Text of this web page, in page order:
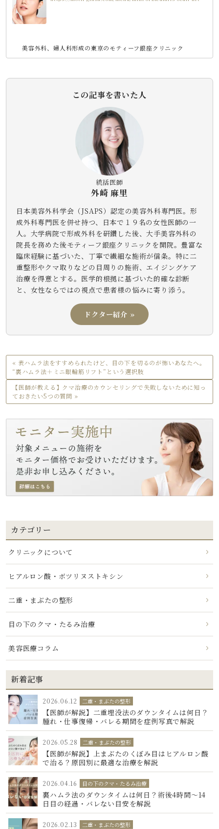
美容外科、婦人科形成の東京のモティーフ銀座クリニック
この記事を書いた人
統括医師
外崎 麻里
日本美容外科学会（JSAPS）認定の美容外科専門医。形
成外科専門医を併せ持つ、日本で１９名の女性医師の一
人。大学病院で形成外科を研鑽した後、大手美容外科の
院長を務めた後モティーフ銀座クリニックを開院。豊富な
臨床経験に基づいた、丁寧で繊細な施術が信条。特に二
重整形やクマ取りなどの目周りの施術、エイジングケア
治療を得意とする。医学的根拠に基づいた的確な診断
と、女性ならではの視点で患者様の悩みに寄り添う。
ドクター紹介 »
« 表ハムラ法をすすめられたけど、目の下を切るのが怖いあなたへ。
“裏ハムラ法＋ミニ眼輪筋リフト”という選択肢
【医師が教える】クマ治療のカウンセリングで失敗しないために知っ
ておきたい5つの質問 »
カテゴリー
クリニックについて
ヒアルロン酸・ボツリヌストキシン
二重・まぶたの整形
目の下のクマ・たるみ治療
美容医療コラム
新着記事
2026.06.12 二重・まぶたの整形
【医師が解説】二重埋没法のダウンタイムは何日？
腫れ・仕事復帰・バレる期間を症例写真で解説
2026.05.28 二重・まぶたの整形
【医師が解説】上まぶたのくぼみ目はヒアルロン酸
で治る？原因別に最適な治療を解説
2026.04.16 目の下のクマ・たるみ治療
裏ハムラ法のダウンタイムは何日？術後4時間〜14
日目の経過・バレない目安を解説
2026.02.13 二重・まぶたの整形